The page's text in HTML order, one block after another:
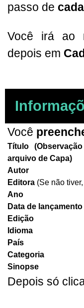
passo de
Você irá ao
depois em
Você
Título
arquivo de Capa)
Autor
Editora (Se não
Ano
Data de lançamento
Edição
Idioma
País
Categoria
Sinopse
Depois só